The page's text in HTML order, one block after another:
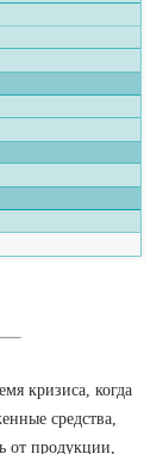
кризиса, когда
средства,
от продукции,